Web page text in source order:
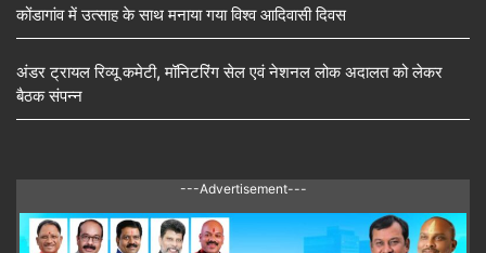
कोंडागांव में उत्साह के साथ मनाया गया विश्व आदिवासी दिवस
अंडर ट्रायल रिव्यू कमेटी, मॉनिटरिंग सेल एवं नेशनल लोक अदालत को लेकर
बैठक संपन्न
---Advertisement---